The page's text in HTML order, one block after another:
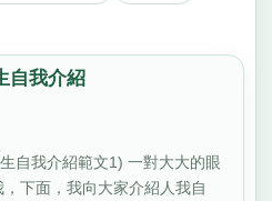
自我介紹
自我介紹範文1) 一對大大的眼
下面，我向大家介紹人我自